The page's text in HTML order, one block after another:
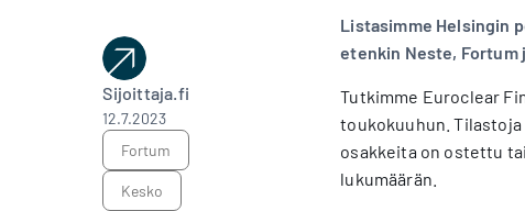
Sijoittaja.fi
12.7.2023
Fortum
Kesko
Listasimme Helsingin
etenkin Neste, Fortum
Tutkimme Euroclear
toukokuuhun.
osakkeita on ostettu
lukumäärän.